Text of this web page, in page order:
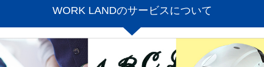
WORK LANDのサービスについて